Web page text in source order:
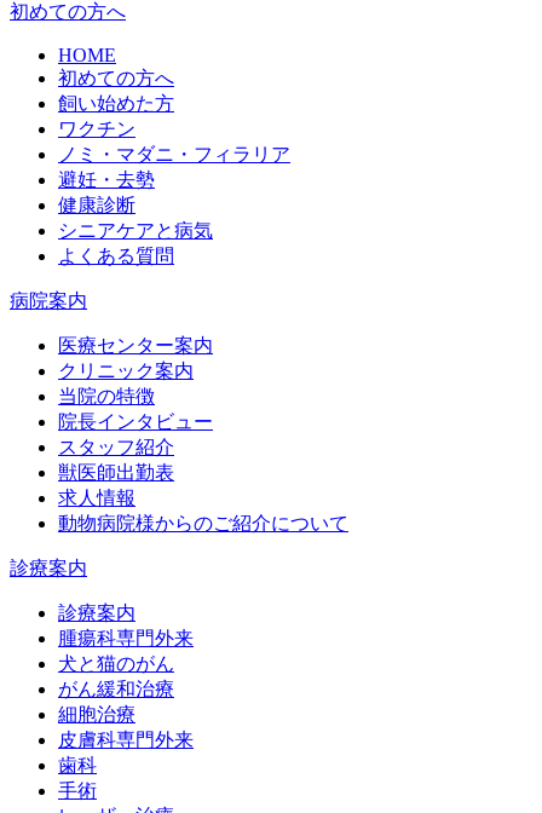
初めての方へ
HOME
初めての方へ
飼い始めた方
ワクチン
ノミ・マダニ・フィラリア
避妊・去勢
健康診断
シニアケアと病気
よくある質問
病院案内
医療センター案内
クリニック案内
当院の特徴
院長インタビュー
スタッフ紹介
獣医師出勤表
求人情報
動物病院様からのご紹介について
診療案内
診療案内
腫瘍科専門外来
犬と猫のがん
がん緩和治療
細胞治療
皮膚科専門外来
歯科
手術